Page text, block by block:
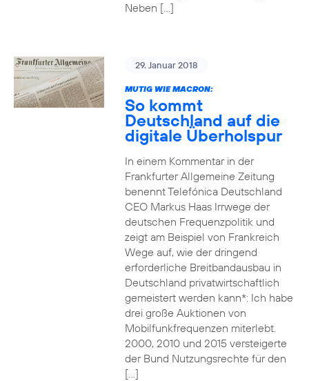
Neben […]
29. Januar 2018
MUTIG WIE MACRON:
So kommt
Deutschland auf die
digitale Überholspur
In einem Kommentar in der
Frankfurter Allgemeine Zeitung
benennt Telefónica Deutschland
CEO Markus Haas Irrwege der
deutschen Frequenzpolitik und
zeigt am Beispiel von Frankreich
Wege auf, wie der dringend
erforderliche Breitbandausbau in
Deutschland privatwirtschaftlich
gemeistert werden kann*: Ich habe
drei große Auktionen von
Mobilfunkfrequenzen miterlebt.
2000, 2010 und 2015 versteigerte
der Bund Nutzungsrechte für den
[…]